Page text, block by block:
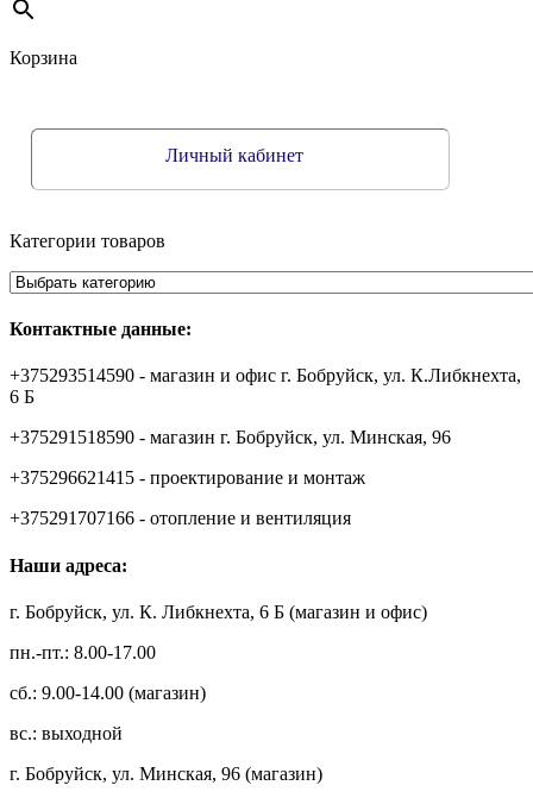
Корзина
Личный кабинет
Категории товаров
Контактные данные:
+375293514590 - магазин и офис г. Бобруйск, ул. К.Либкнехта,
6 Б
+375291518590 - магазин г. Бобруйск, ул. Минская, 96
+375296621415 - проектирование и монтаж
+375291707166 - отопление и вентиляция
Наши адреса:
г. Бобруйск, ул. К. Либкнехта, 6 Б (магазин и офис)
пн.-пт.: 8.00-17.00
сб.: 9.00-14.00 (магазин)
вс.: выходной
г. Бобруйск, ул. Минская, 96 (магазин)